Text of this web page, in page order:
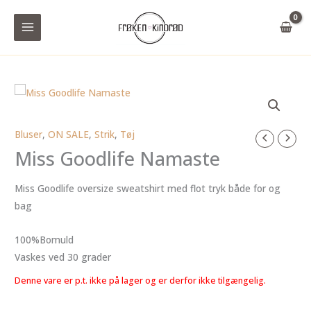
indholdet
Bluser,ON SALE,Strik, Tøj
Miss Goodlife Namaste
Miss Goodlife oversize sweatshirt med flot tryk både for og
bag
100%Bomuld
Vaskes ved 30 grader
Denne vare er p.t. ikke på lager og er derfor ikke tilgængelig.